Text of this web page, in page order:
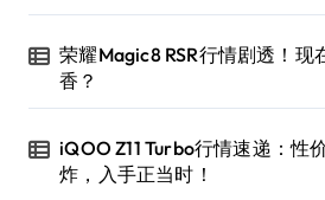
荣耀Magic8 RSR行情剧透！现
香？
iQOO Z11 Turbo行情速递：性
炸，入手正当时！